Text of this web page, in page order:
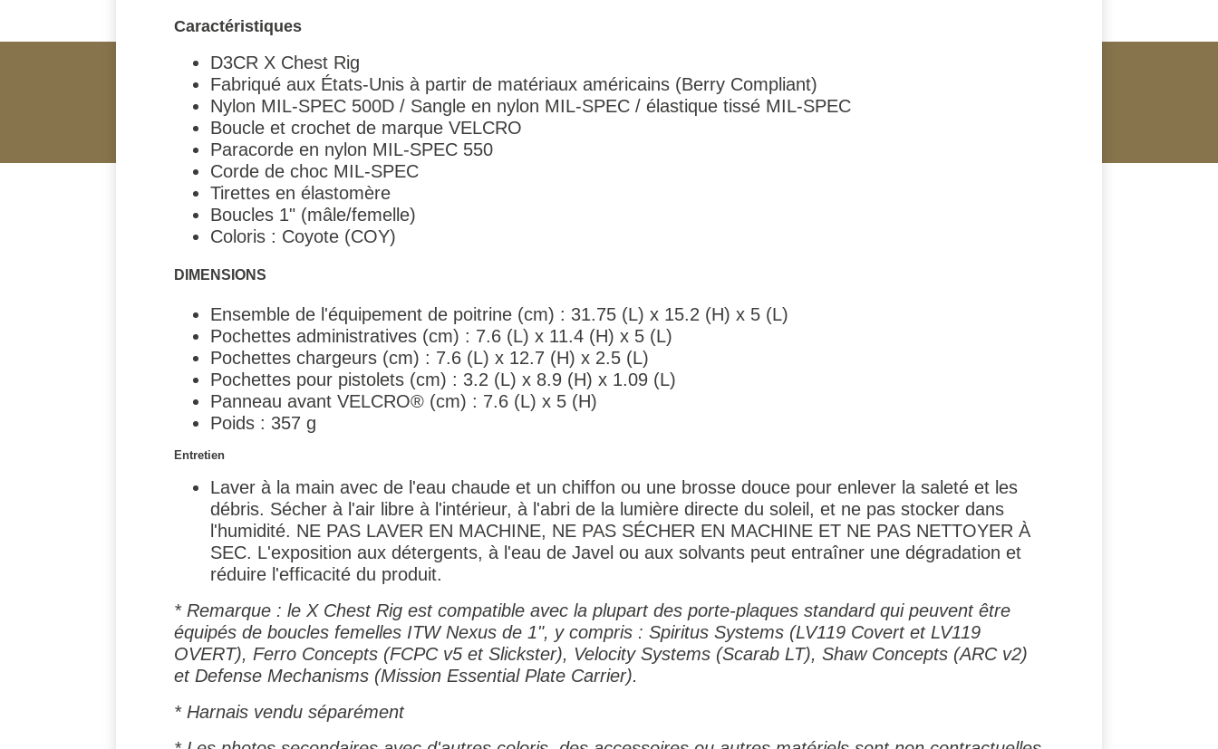
Caractéristiques
D3CR X Chest Rig
Fabriqué aux États-Unis à partir de matériaux américains (Berry Compliant)
Nylon MIL-SPEC 500D / Sangle en nylon MIL-SPEC / élastique tissé MIL-SPEC
Boucle et crochet de marque VELCRO
Paracorde en nylon MIL-SPEC 550
Corde de choc MIL-SPEC
Tirettes en élastomère
Boucles 1" (mâle/femelle)
Coloris : Coyote (COY)
DIMENSIONS
Ensemble de l'équipement de poitrine (cm) : 31.75 (L) x 15.2 (H) x 5 (L)
Pochettes administratives (cm) : 7.6 (L) x 11.4 (H) x 5 (L)
Pochettes chargeurs (cm) : 7.6 (L) x 12.7 (H) x 2.5 (L)
Pochettes pour pistolets (cm) : 3.2 (L) x 8.9 (H) x 1.09 (L)
Panneau avant VELCRO® (cm) : 7.6 (L) x 5 (H)
Poids : 357 g
Entretien
Laver à la main avec de l'eau chaude et un chiffon ou une brosse douce pour enlever la saleté et les
débris. Sécher à l'air libre à l'intérieur, à l'abri de la lumière directe du soleil, et ne pas stocker dans
l'humidité. NE PAS LAVER EN MACHINE, NE PAS SÉCHER EN MACHINE ET NE PAS NETTOYER À
SEC. L'exposition aux détergents, à l'eau de Javel ou aux solvants peut entraîner une dégradation et
réduire l'efficacité du produit.
* Remarque : le X Chest Rig est compatible avec la plupart des porte-plaques standard qui peuvent être
équipés de boucles femelles ITW Nexus de 1", y compris : Spiritus Systems (LV119 Covert et LV119
OVERT), Ferro Concepts (FCPC v5 et Slickster), Velocity Systems (Scarab LT), Shaw Concepts (ARC v2)
et Defense Mechanisms (Mission Essential Plate Carrier).
* Harnais vendu séparément